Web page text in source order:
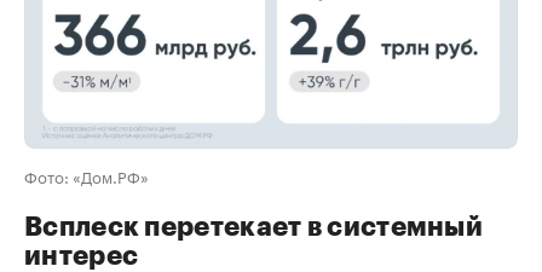
Фото: «Дом.РФ»
Всплеск перетекает в системный
интерес